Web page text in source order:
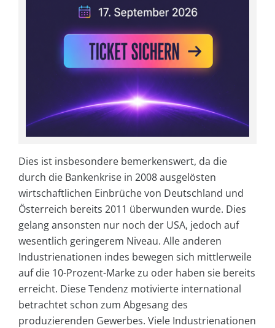
Dies ist insbesondere bemerkenswert, da die
durch die Bankenkrise in 2008 ausgelösten
wirtschaftlichen Einbrüche von Deutschland und
Österreich bereits 2011 überwunden wurde. Dies
gelang ansonsten nur noch der USA, jedoch auf
wesentlich geringerem Niveau. Alle anderen
Industrienationen indes bewegen sich mittlerweile
auf die 10-Prozent-Marke zu oder haben sie bereits
erreicht. Diese Tendenz motivierte international
betrachtet schon zum Abgesang des
produzierenden Gewerbes. Viele Industrienationen